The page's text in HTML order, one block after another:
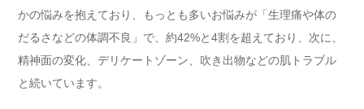
かの悩みを抱えており、もっとも多いお悩みが「生理痛や体の
だるさなどの体調不良」で、約42%と4割を超えており、次に、
精神面の変化、デリケートゾーン、吹き出物などの肌トラブル
と続いています。